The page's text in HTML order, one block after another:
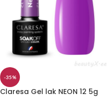
-35%
Claresa Gel lak NEON 12 5g